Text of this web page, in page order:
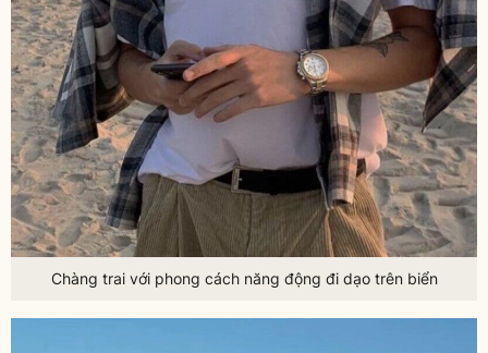
Chàng trai với phong cách năng động đi dạo trên biển